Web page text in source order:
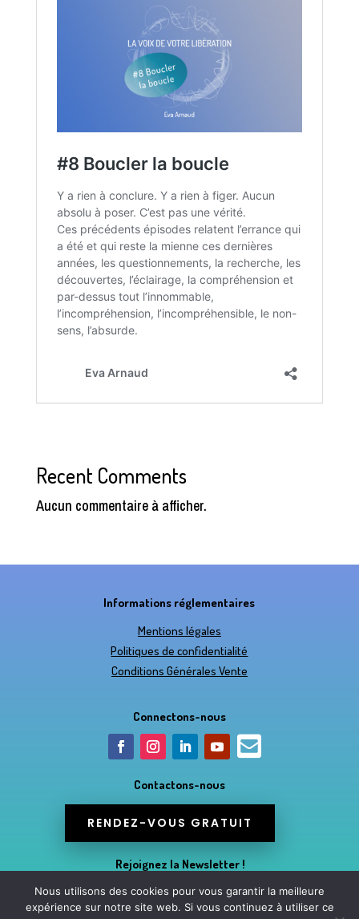
Recent Comments
Aucun commentaire à afficher.
Informations réglementaires
Mentions légales
Politiques de confidentialité
Conditions Générales Vente
Connectons-nous
Contactons-nous

RENDEZ-VOUS GRATUIT
Rejoignez la Newsletter !
OK, JE M'INSCRIS
Nous utilisons des cookies pour vous garantir la meilleure
expérience sur notre site web. Si vous continuez à utiliser ce